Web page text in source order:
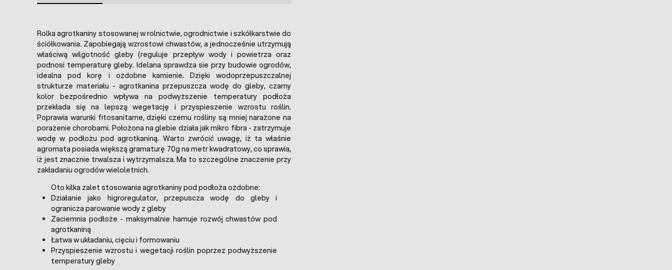
Rolka agrotkaniny stosowanej w rolnictwie, ogrodnictwie i szkółkarstwie do
ściółkowania. Zapobiegają wzrostowi chwastów, a jednocześnie utrzymują
właściwą wilgotność gleby (reguluje przepływ wody i powietrza oraz
podnosi temperaturę gleby. Idelana sprawdza sie przy budowie ogrodów,
idealna pod korę i ozdobne kamienie. Dzięki wodoprzepuszczalnej
strukturze materiału - agrotkanina przepuszcza wodę do gleby, czarny
kolor bezpośrednio wpływa na podwyższenie temperatury podłoża
przekłada się na lepszą wegetację i przyspieszenie wzrostu roślin.
Poprawia warunki fitosanitarne, dzięki czemu rośliny są mniej narażone na
porażenie chorobami. Położona na glebie działa jak mikro fibra - zatrzymuje
wodę w podłożu pod agrotkaniną. Warto zwrócić uwagę, iż ta właśnie
agromata posiada większą gramaturę 70g na metr kwadratowy, co sprawia,
iż jest znacznie trwalsza i wytrzymalsza. Ma to szczególne znaczenie przy
zakładaniu ogrodów wieloletnich.
Oto kilka zalet stosowania agrotkaniny pod podłoża ozdobne:
Działanie jako higroregulator, przepuscza wodę do gleby i
ogranicza parowanie wody z gleby
Zaciemnia podłoże - maksymalnie hamuje rozwój chwastów pod
agrotkaniną
Łatwa w układaniu, cięciu i formowaniu
Przyspieszenie wzrostu i wegetacji roślin poprzez podwyższenie
temperatury gleby